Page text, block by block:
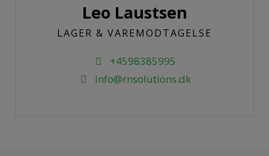
Leo Laustsen
LAGER & VAREMODTAGELSE
+4598385995
info@rnsolutions.dk